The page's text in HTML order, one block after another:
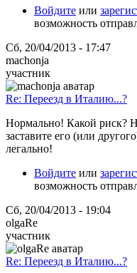
Войдите или
возможность
Сб, 20/04/2013 - 17:47
machonja
участник
Re: Переезд в Италию...?
Нормально! Какой риск?
заставите его (или
легально!
Войдите или
возможность
Сб, 20/04/2013 - 19:04
olgaRe
участник
Re: Переезд в Италию...?